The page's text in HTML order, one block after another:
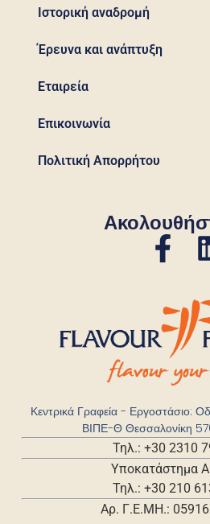
Κεντρικά Γραφεία - Εργοστάσιο:
ΒΙΠΕ-Θ Θεσσαλονίκη
Τηλ.: +30 2310
Υποκατάστημα
Τηλ.: +30 210
Αρ. Γ.Ε.ΜΗ.:
Ιστορική αναδρομή
Έρευνα και ανάπτυξη
Εταιρεία
Επικοινωνία
Πολιτική Απορρήτου